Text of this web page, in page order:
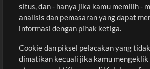
Konten Gratis
Permintaan Lagu
Lain-lain
Sesi
Daftar
Lihat
situs, dan - hanya jika kamu memilih -
analisis dan pemasaran yang dapat
informasi dengan pihak ketiga.
Cookie dan piksel pelacakan yang
dimatikan kecuali jika kamu mengeklik